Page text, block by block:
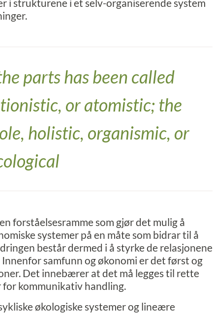
i strukturene i et selv-organiserende system
parts has been called
or atomistic; the
holistic, organismic, or
forståelsesramme som gjør det mulig å
systemer på en måte som bidrar til å
består dermed i å styrke de relasjonene
samfunn og økonomi er det først og
Det innebærer at det må legges til rette
kommunikativ handling.
økologiske systemer og lineære